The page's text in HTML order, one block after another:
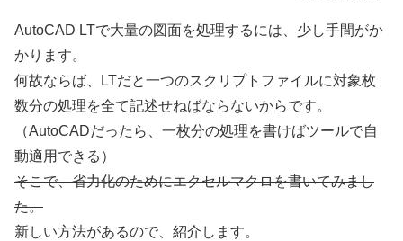
AutoCAD LTで大量の図面を処理するには、少し手間がか
かります。
何故ならば、LTだと一つのスクリプトファイルに対象枚
数分の処理を全て記述せねばならないからです。
（AutoCADだったら、一枚分の処理を書けばツールで自
動適用できる）
そこで、省力化のためにエクセルマクロを書いてみまし
た。
新しい方法があるので、紹介します。